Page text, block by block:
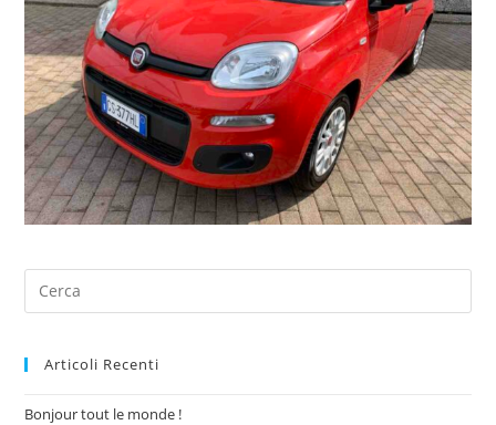
Articoli Recenti
Bonjour tout le monde !